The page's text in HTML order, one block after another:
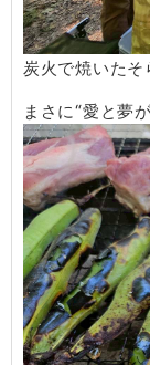
炭火で焼いたそ
まさに“愛と夢